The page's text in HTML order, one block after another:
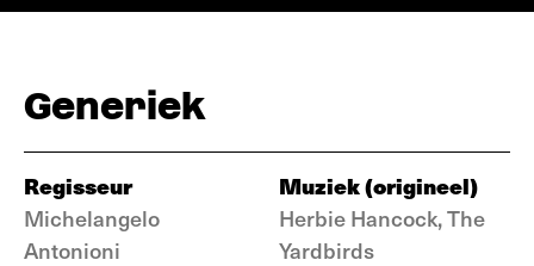
Generiek
Regisseur
Michelangelo
Antonioni
Muziek (origineel)
Herbie Hancock, The
Yardbirds